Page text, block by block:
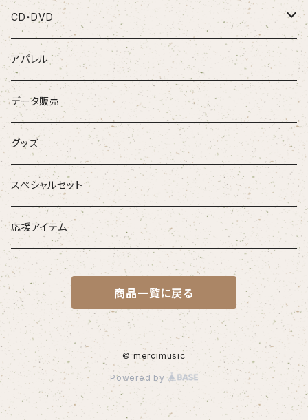
CD・DVD
CD
DVD
お得なセット
音源がダウンロードできるアイテム
アパレル
データ販売
グッズ
スペシャルセット
応援アイテム
商品一覧に戻る
© mercimusic
Powered by